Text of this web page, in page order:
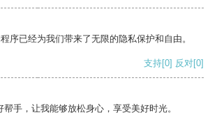
序已经为我们带来了无限的隐私保护和自由。
支持[0] 反对[0]
手，让我能够放松身心，享受美好时光。